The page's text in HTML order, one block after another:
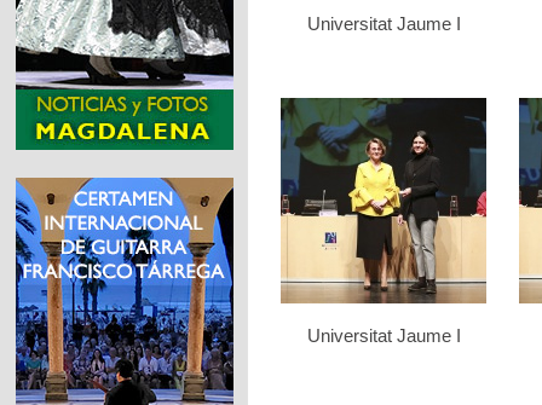
Universitat Jaume I
Universitat Jaume I